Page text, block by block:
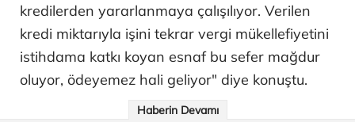
kredilerden yararlanmaya çalışılıyor. Verilen
kredi miktarıyla işini tekrar vergi mükellefiyetini
istihdama katkı koyan esnaf bu sefer mağdur
oluyor, ödeyemez hali geliyor" diye konuştu.
Haberin Devamı